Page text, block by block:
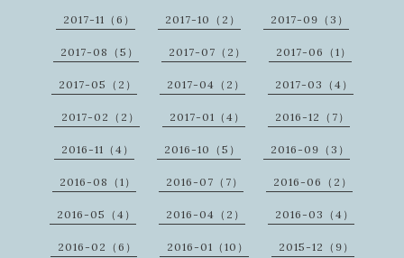
2017-11（6） 2017-10（2） 2017-09（3）
2017-08（5） 2017-07（2） 2017-06（1）
2017-05（2） 2017-04（2） 2017-03（4）
2017-02（2） 2017-01（4） 2016-12（7）
2016-11（4） 2016-10（5） 2016-09（3）
2016-08（1） 2016-07（7） 2016-06（2）
2016-05（4） 2016-04（2） 2016-03（4）
2016-02（6） 2016-01（10） 2015-12（9）